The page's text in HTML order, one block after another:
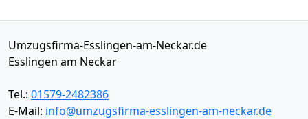
Umzugsfirma-Esslingen-am-Neckar.de
Esslingen am Neckar
Tel.: 01579-2482386
E-Mail: info@umzugsfirma-esslingen-am-neckar.de